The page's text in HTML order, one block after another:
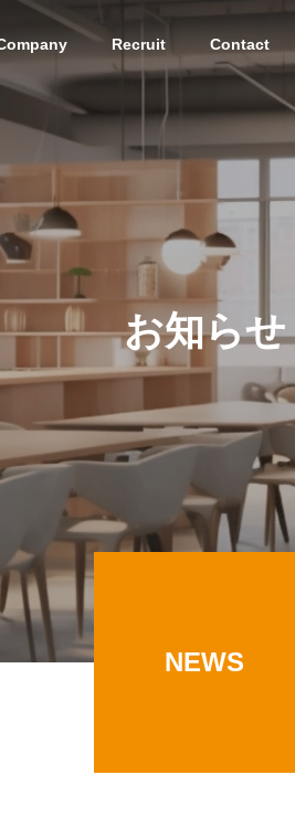
Recruit Contact
お知らせ
NEWS